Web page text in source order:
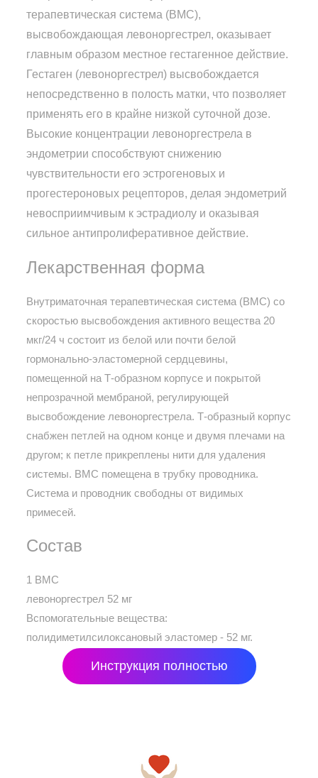
терапевтическая система (ВМС),
высвобождающая левоноргестрел, оказывает
главным образом местное гестагенное действие.
Гестаген (левоноргестрел) высвобождается
непосредственно в полость матки, что позволяет
применять его в крайне низкой суточной дозе.
Высокие концентрации левоноргестрела в
эндометрии способствуют снижению
чувствительности его эстрогеновых и
прогестероновых рецепторов, делая эндометрий
невосприимчивым к эстрадиолу и оказывая
сильное антипролиферативное действие.
Лекарственная форма
Внутриматочная терапевтическая система (ВМС) со
скоростью высвобождения активного вещества 20
мкг/24 ч состоит из белой или почти белой
гормонально-эластомерной сердцевины,
помещенной на Т-образном корпусе и покрытой
непрозрачной мембраной, регулирующей
высвобождение левоноргестрела. Т-образный корпус
снабжен петлей на одном конце и двумя плечами на
другом; к петле прикреплены нити для удаления
системы. ВМС помещена в трубку проводника.
Система и проводник свободны от видимых
примесей.
Состав
1 ВМС
левоноргестрел 52 мг
Вспомогательные вещества:
полидиметилсилоксановый эластомер - 52 мг.
Инструкция полностью